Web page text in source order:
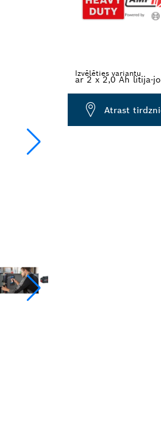
Izvēlēties variantu
Dropdown
closed
Atrast